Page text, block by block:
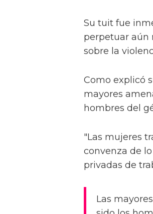
Su tuit fue
perpetuar aún
sobre la
Como explicó
mayores
hombres del
"Las mujeres
convenza de
privadas de
Las